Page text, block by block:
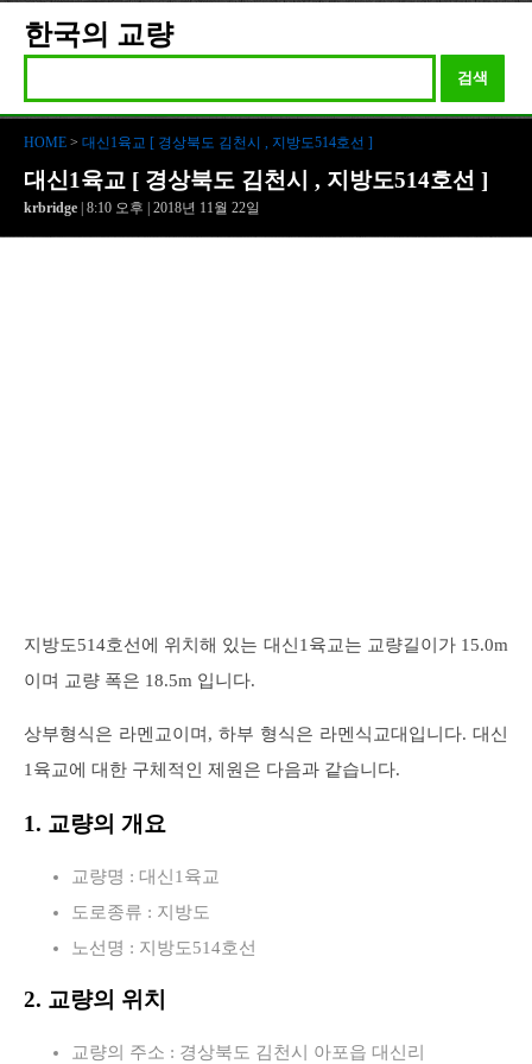
한국의 교량
검색
HOME > 대신1육교 [ 경상북도 김천시 , 지방도514호선 ]
대신1육교 [ 경상북도 김천시 , 지방도514호선 ]
krbridge | 8:10 오후 | 2018년 11월 22일
지방도514호선에 위치해 있는 대신1육교는 교량길이가 15.0m
이며 교량 폭은 18.5m 입니다.
상부형식은 라멘교이며, 하부 형식은 라멘식교대입니다. 대신
1육교에 대한 구체적인 제원은 다음과 같습니다.
1. 교량의 개요
교량명 : 대신1육교
도로종류 : 지방도
노선명 : 지방도514호선
2. 교량의 위치
교량의 주소 : 경상북도 김천시 아포읍 대신리